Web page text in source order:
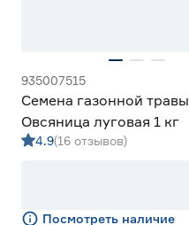
935007515
Семена газонной травы
Овсяница луговая 1 кг
4.9(16 отзывов)
Посмотреть наличие